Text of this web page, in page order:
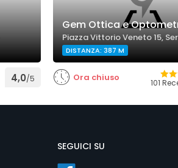
4,0/5
Gem Ottica e
Piazza Vittorio Veneto 15,
DISTANZA: 387 M
Ora chiuso 101
SEGUICI SU